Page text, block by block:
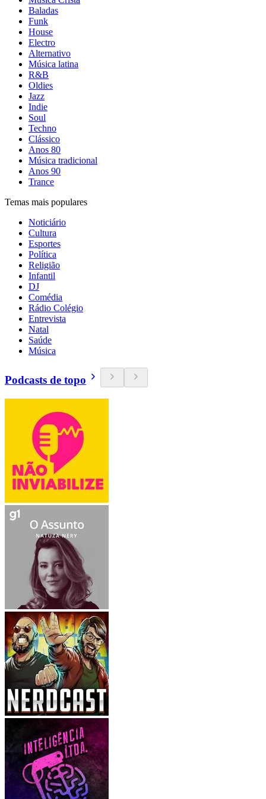
Baladas
Funk
House
Electro
Alternativo
Música latina
R&B
Oldies
Jazz
Indie
Soul
Techno
Clássico
Anos 80
Música tradicional
Anos 90
Trance
Temas mais populares
Noticiário
Cultura
Esportes
Política
Religião
Infantil
DJ
Comédia
Rádio Colégio
Entrevista
Natal
Saúde
Música
Podcasts de topo